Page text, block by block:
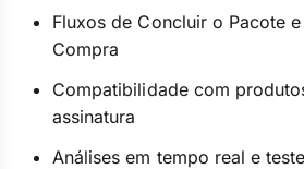
Fluxos de Concluir o Pacote
Compra
Compatibilidade com
assinatura
Análises em tempo real e